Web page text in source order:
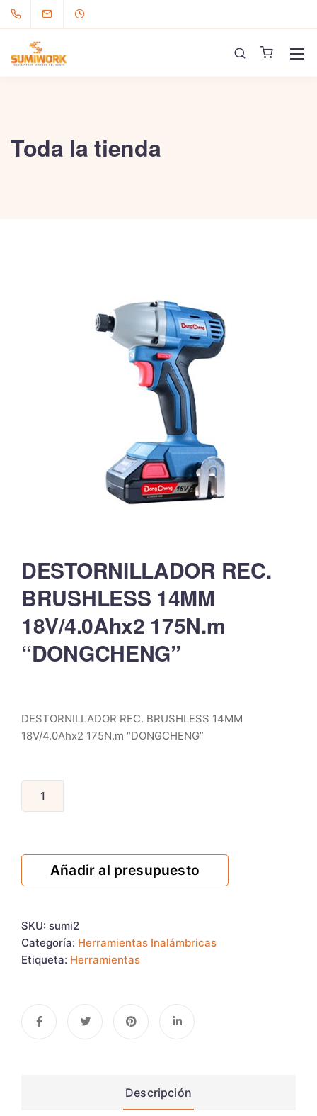
Toda la tienda
DESTORNILLADOR REC.
BRUSHLESS 14MM
18V/4.0Ahx2 175N.m
“DONGCHENG”
DESTORNILLADOR REC. BRUSHLESS 14MM
18V/4.0Ahx2 175N.m “DONGCHENG”
Añadir al presupuesto
SKU: sumi2
Categoría: Herramientas Inalámbricas
Etiqueta: Herramientas
Descripción